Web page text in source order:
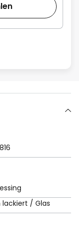
lackiert / Glas